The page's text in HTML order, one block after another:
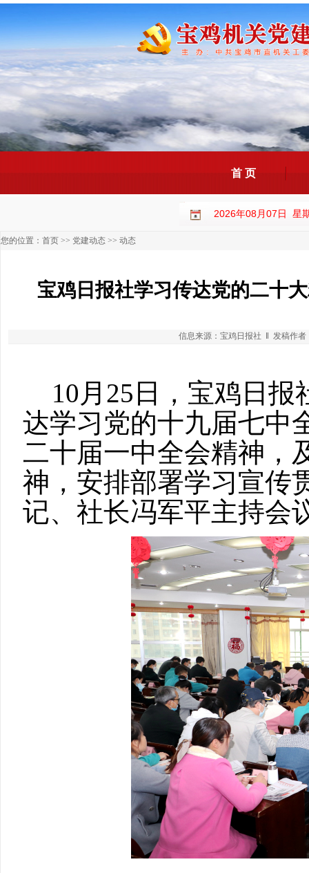
首 页
2026年08月07日 星
您的位置： 首页 >> 党建动态 >> 动态
宝鸡日报社学习传达党的二十
信息来源：宝鸡日报社 ‖ 发稿作
10月25日，宝鸡日
达学习党的十九届七中
二十届一中全会精神，
神，安排部署学习宣传
记、社长冯军平主持会